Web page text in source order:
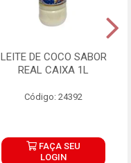
LEITE DE COCO SABOR
REAL CAIXA 1L
Código: 24392
FAÇA SEU
LOGIN